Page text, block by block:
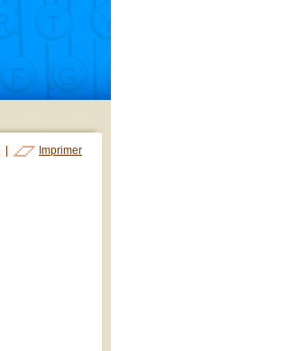
Imprimer